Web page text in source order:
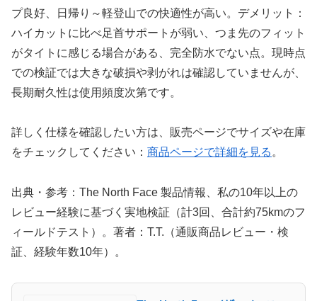
プ良好、日帰り～軽登山での快適性が高い。デメリット：
ハイカットに比べ足首サポートが弱い、つま先のフィット
がタイトに感じる場合がある、完全防水でない点。現時点
での検証では大きな破損や剥がれは確認していませんが、
長期耐久性は使用頻度次第です。
詳しく仕様を確認したい方は、販売ページでサイズや在庫
をチェックしてください： 商品ページで詳細を見る。
出典・参考：The North Face 製品情報、私の10年以上の
レビュー経験に基づく実地検証（計3回、合計約75kmのフ
ィールドテスト）。著者：T.T.（通販商品レビュー・検
証、経験年数10年）。